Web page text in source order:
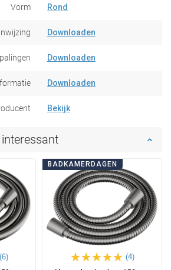
Vorm Rond
Downloaden
Downloaden
Downloaden
Bekijk
(6)
BADKAMERDAGEN
(4)